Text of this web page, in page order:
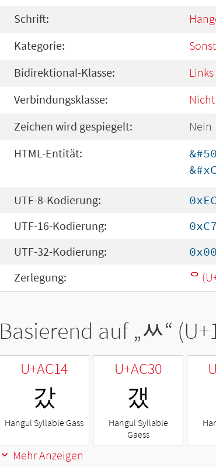
Schrift:
Kategorie:
Bidirektional-Klasse:
Verbindungsklasse:
Zeichen wird gespiegelt: Nein
HTML-Entität:
UTF-8-Kodierung:
UTF-16-Kodierung:
UTF-32-Kodierung:
Zerlegung:
ᄋ
Basierend auf „ᆻ“
U+AC14
갔
Hangul Syllable Gass
U+AC30
갰
Hangul Syllable
Gaess
Mehr Anzeigen